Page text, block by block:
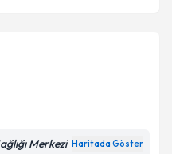
Merkezi Haritada Göster